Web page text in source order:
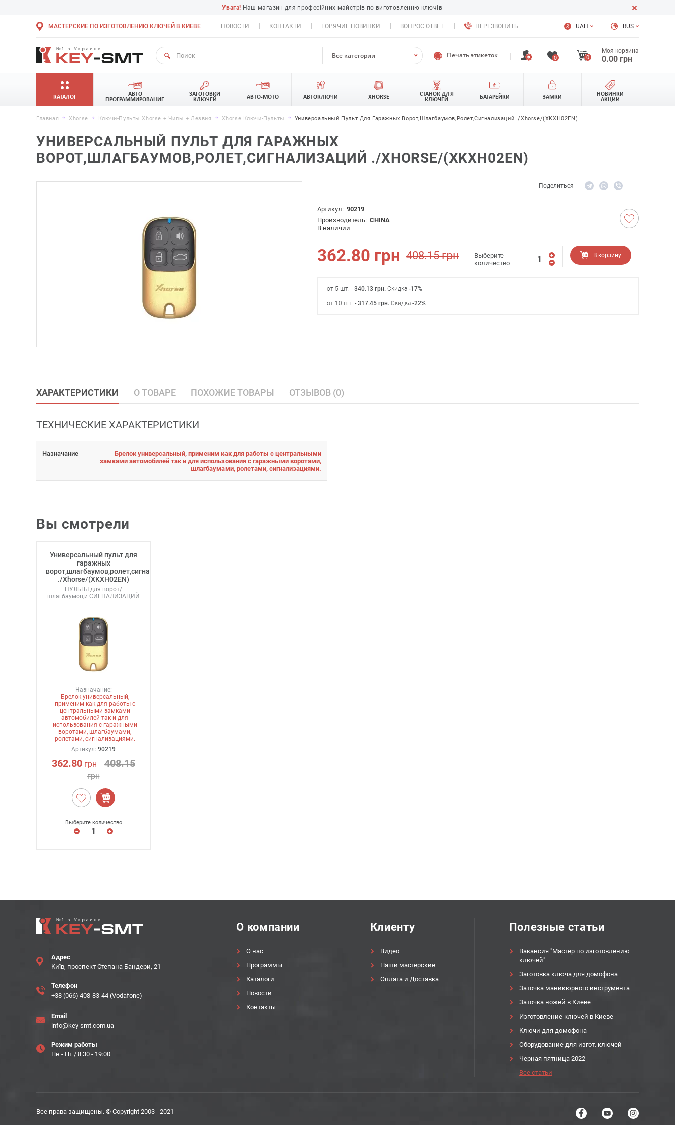
Увага! Наш магазин для професійних майстрів по виготовленню ключів
МАСТЕРСКИЕ ПО ИЗГОТОВЛЕНИЮ КЛЮЧЕЙ В КИЕВЕ НОВОСТИ КОНТАКТИ ГОРЯЧИЕ НОВИНКИ ВОПРОС ОТВЕТ ПЕРЕЗВОНИТЬ UAH RUS
0 0
Моя корзина
0.00 грн
Все категории Печать этикеток
КАТАЛОГ
АВТО
ПРОГРАММИРОВАНИЕ
ЗАГОТОВКИ
КЛЮЧЕЙ
АВТО-МОТО АВТОКЛЮЧИ XHORSE
СТАНОК ДЛЯ
КЛЮЧЕЙ
БАТАРЕЙКИ ЗАМКИ
НОВИНКИ
АКЦИИ
Главная Xhorse Ключи-Пульты Xhorse + Чипы + Лезвия Xhorse Ключи-Пульты Универсальный Пульт Для Гаражных Ворот,шлагбаумов,ролет,сигнализаций ./Xhorse/(XKXH02EN)
УНИВЕРСАЛЬНЫЙ ПУЛЬТ ДЛЯ ГАРАЖНЫХ
ВОРОТ,ШЛАГБАУМОВ,РОЛЕТ,СИГНАЛИЗАЦИЙ ./XHORSE/(XKXH02EN)
Поделиться
Артикул: 90219
Производитель: CHINA
В наличии
362.80 грн 408.15грн
Выберите
количество
В корзину
от 5 шт. - 340.13 грн. Скидка -17%
от 10 шт. - 317.45 грн. Скидка -22%
ХАРАКТЕРИСТИКИ О ТОВАРЕ ПОХОЖИЕ ТОВАРЫ ОТЗЫВОВ (0)
ТЕХНИЧЕСКИЕ ХАРАКТЕРИСТИКИ
Назначание
Брелок универсальный, применим как для работы с центральными
замками автомобилей так и для использования с гаражными воротами,
шлагбаумами, ролетами, сигнализациями.
Вы смотрели
Универсальный пульт для
гаражных
ворот,шлагбаумов,ролет,сигнализаций
./Xhorse/(XKXH02EN)
ПУЛЬТЫ для ворот/
шлагбаумов,и СИГНАЛИЗАЦИЙ
Назначание:
Брелок универсальный,
применим как для работы с
центральными замками
автомобилей так и для
использования с гаражными
воротами, шлагбаумами,
ролетами, сигнализациями.
Артикул: 90219
362.80 грн 408.15
грн
Выберите количество
Адрес
Київ, проспект Степана Бандери, 21
Телефон
+38 (066) 408-83-44 (Vodafone)
Email
info@key-smt.com.ua
Режим работы
Пн - Пт / 8:30 - 19:00
О компании
О нас
Программы
Каталоги
Новости
Контакты
Клиенту
Видео
Наши мастерские
Оплата и Доставка
Полезные статьи
Вакансия "Мастер по изготовлению
ключей"
Заготовка ключа для домофона
Заточка маникюрного инструмента
Заточка ножей в Киеве
Изготовление ключей в Киеве
Ключи для домофона
Оборудование для изгот. ключей
Черная пятница 2022
Все статьи
Все права защищены. © Copyright 2003 - 2021